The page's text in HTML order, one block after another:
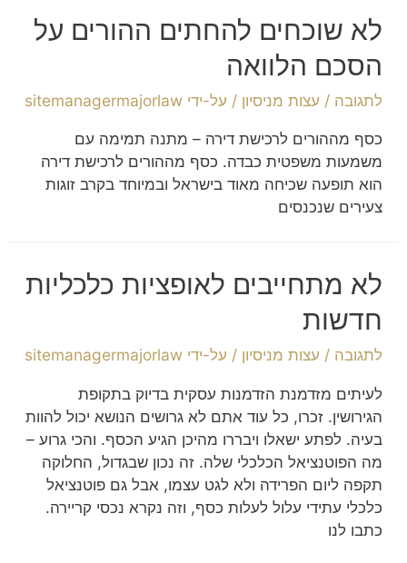
לא שוכחים להחתים ההורים על
הסכם הלוואה
לתגובה / עצות מניסיון / על-ידי sitemanagermajorlaw
כסף מההורים לרכישת דירה – מתנה תמימה עם
משמעות משפטית כבדה. כסף מההורים לרכישת דירה
הוא תופעה שכיחה מאוד בישראל ובמיוחד בקרב זוגות
צעירים שנכנסים
לא מתחייבים לאופציות כלכליות
חדשות
לתגובה / עצות מניסיון / על-ידי sitemanagermajorlaw
לעיתים מזדמנת הזדמנות עסקית בדיוק בתקופת
הגירושין. זכרו, כל עוד אתם לא גרושים הנושא יכול להוות
בעיה. לפתע ישאלו ויבררו מהיכן הגיע הכסף. והכי גרוע –
מה הפוטנציאל הכלכלי שלה. זה נכון שבגדול, החלוקה
תקפה ליום הפרידה ולא לגט עצמו, אבל גם פוטנציאל
כלכלי עתידי עלול לעלות כסף, וזה נקרא נכסי קריירה.
כתבו לנו